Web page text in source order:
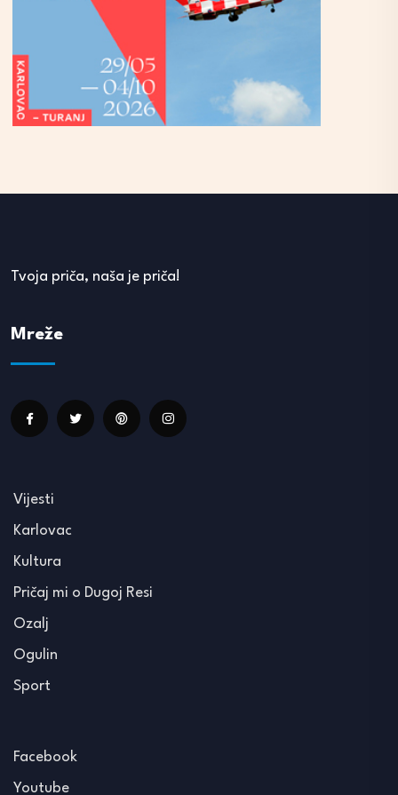
Tvoja priča, naša je priča!
Mreže
Vijesti
Karlovac
Kultura
Pričaj mi o Dugoj Resi
Ozalj
Ogulin
Sport
Facebook
Youtube